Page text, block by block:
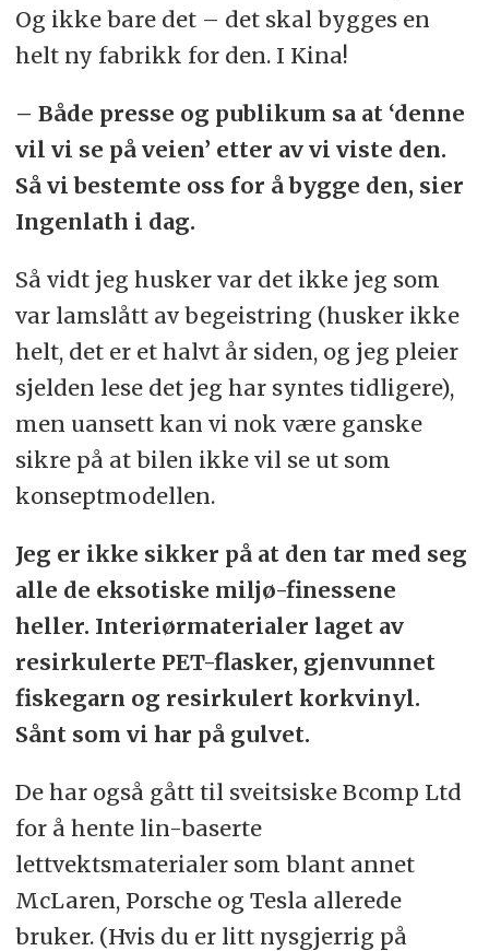
Og ikke bare det – det skal bygges en
helt ny fabrikk for den. I Kina!
– Både presse og publikum sa at ‘denne
vil vi se på veien’ etter av vi viste den.
Så vi bestemte oss for å bygge den, sier
Ingenlath i dag.
Så vidt jeg husker var det ikke jeg som
var lamslått av begeistring (husker ikke
helt, det er et halvt år siden, og jeg pleier
sjelden lese det jeg har syntes tidligere),
men uansett kan vi nok være ganske
sikre på at bilen ikke vil se ut som
konseptmodellen.
Jeg er ikke sikker på at den tar med seg
alle de eksotiske miljø-finessene
heller. Interiørmaterialer laget av
resirkulerte PET-flasker, gjenvunnet
fiskegarn og resirkulert korkvinyl.
Sånt som vi har på gulvet.
De har også gått til sveitsiske Bcomp Ltd
for å hente lin-baserte
lettvektsmaterialer som blant annet
McLaren, Porsche og Tesla allerede
bruker. (Hvis du er litt nysgjerrig på